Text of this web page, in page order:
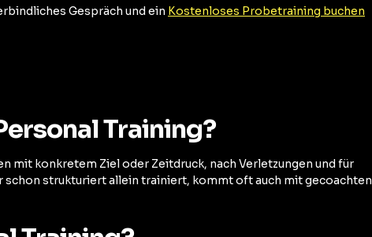
Gespräch und ein Kostenloses Probetraining buchen
Training?
mit konkretem Ziel oder Zeitdruck, nach Verletzungen und für
schon strukturiert allein trainiert, kommt oft auch mit gecoachten